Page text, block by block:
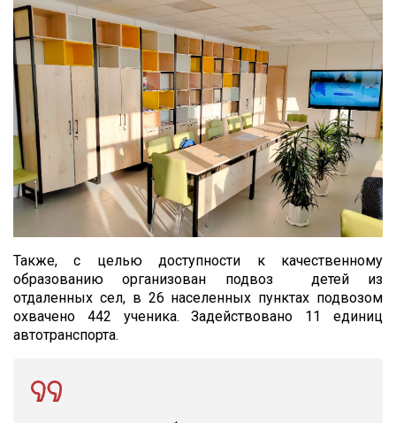
Также, с целью доступности к качественному
образованию организован подвоз детей из
отдаленных сел, в 26 населенных пунктах подвозом
охвачено 442 ученика. Задействовано 11 единиц
автотранспорта.